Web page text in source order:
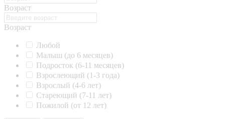
Возраст
Возраст
Любой
Малыш (до 6 месяцев)
Подросток (6-11 месяцев)
Взрослеющий (1-3 года)
Взрослый (4-6 лет)
Стареющий (7-11 лет)
Пожилой (от 12 лет)